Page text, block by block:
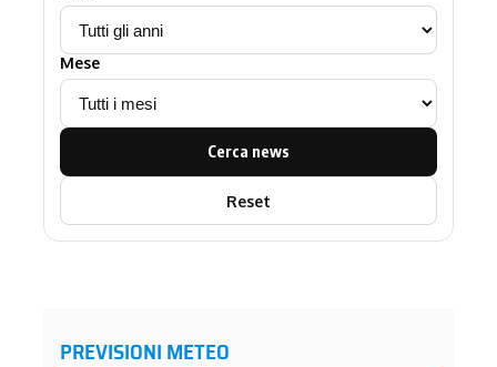
Mese
Cerca news
Reset